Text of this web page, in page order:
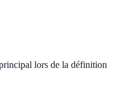
lors de la définition